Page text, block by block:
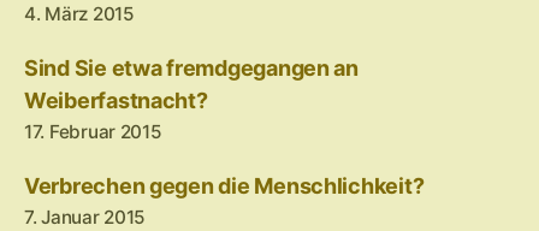
4. März 2015
Sind Sie etwa fremdgegangen an
Weiberfastnacht?
17. Februar 2015
Verbrechen gegen die Menschlichkeit?
7. Januar 2015